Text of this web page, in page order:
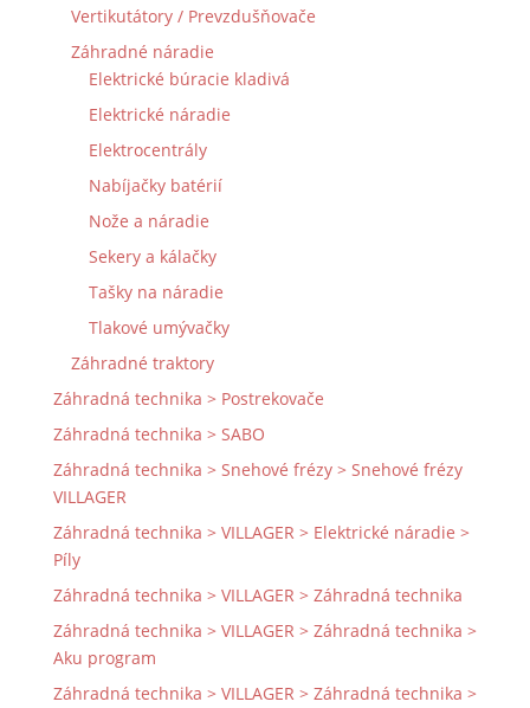
Vertikutátory / Prevzdušňovače
Záhradné náradie
Elektrické búracie kladivá
Elektrické náradie
Elektrocentrály
Nabíjačky batérií
Nože a náradie
Sekery a kálačky
Tašky na náradie
Tlakové umývačky
Záhradné traktory
Záhradná technika > Postrekovače
Záhradná technika > SABO
Záhradná technika > Snehové frézy > Snehové frézy
VILLAGER
Záhradná technika > VILLAGER > Elektrické náradie >
Píly
Záhradná technika > VILLAGER > Záhradná technika
Záhradná technika > VILLAGER > Záhradná technika >
Aku program
Záhradná technika > VILLAGER > Záhradná technika >